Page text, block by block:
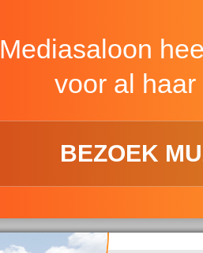
Mediasaloon
voor al
BEZOEK